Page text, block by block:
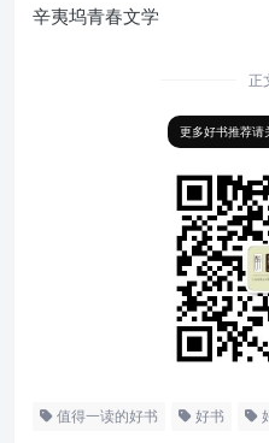
辛夷坞青春文学
正
更多好书推荐请
值得一读的好书 好书